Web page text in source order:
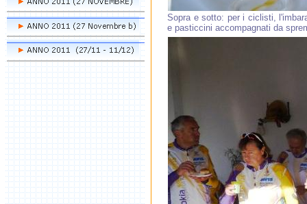
Sopra e sotto: per i ciclisti,
e pasticcini accompagnati da